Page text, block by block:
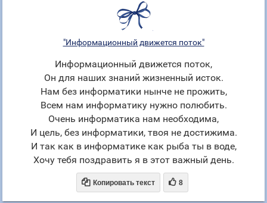
"Информационный движется поток"
Информационный движется поток,
Он для наших знаний жизненный исток.
Нам без информатики нынче не прожить,
Всем нам информатику нужно полюбить.
Очень информатика нам необходима,
И цель, без информатики, твоя не достижима.
И так как в информатике как рыба ты в воде,
Хочу тебя поздравить я в этот важный день.
 Копировать текст  8